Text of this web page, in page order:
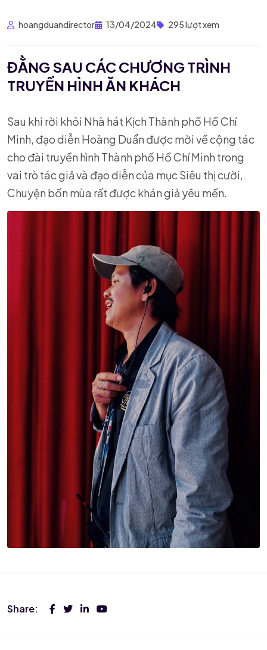
hoangduandirector 13/04/2024 295 lượt xem
ĐẰNG SAU CÁC CHƯƠNG TRÌNH
TRUYỀN HÌNH ĂN KHÁCH
Sau khi rời khỏi Nhà hát Kịch Thành phố Hồ Chí
Minh, đạo diễn Hoàng Duẩn được mời về cộng tác
cho đài truyền hình Thành phố Hồ Chí Minh trong
vai trò tác giả và đạo diễn của mục Siêu thị cười,
Chuyện bốn mùa rất được khán giả yêu mến.
Share: